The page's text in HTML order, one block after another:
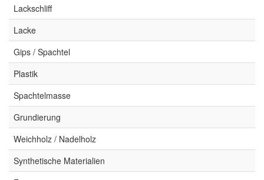
Lackschliff
Lacke
Gips / Spachtel
Plastik
Spachtelmasse
Grundierung
Weichholz / Nadelholz
Synthetische Materialien